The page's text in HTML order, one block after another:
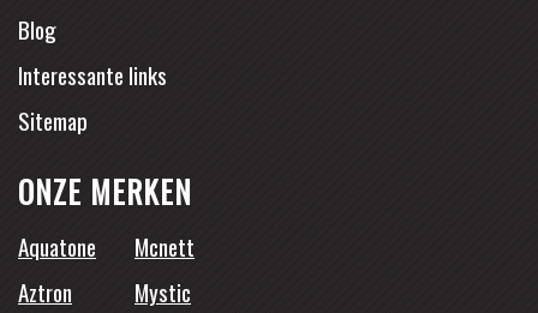
Blog
Interessante links
Sitemap
ONZE MERKEN
Aquatone
Mcnett
Aztron
Mystic